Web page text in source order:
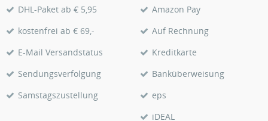
DHL-Paket ab € 5,95
kostenfrei ab € 69,-
E-Mail Versandstatus
Sendungsverfolgung
Samstagszustellung
Amazon Pay
Auf Rechnung
Kreditkarte
Banküberweisung
eps
iDEAL